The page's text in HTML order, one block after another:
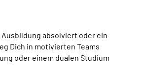
absolviert oder ein
Dich in motivierten Teams
oder einem dualen Studium